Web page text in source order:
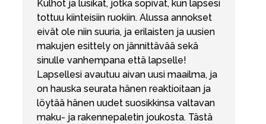
Kulhot ja lusikat, jotka sopivat, kun lapsesi
tottuu kiinteisiin ruokiin. Alussa annokset
eivät ole niin suuria, ja erilaisten ja uusien
makujen esittely on jännittävää sekä
sinulle vanhempana että lapselle!
Lapsellesi avautuu aivan uusi maailma, ja
on hauska seurata hänen reaktioitaan ja
löytää hänen uudet suosikkinsa valtavan
maku- ja rakennepaletin joukosta. Tästä